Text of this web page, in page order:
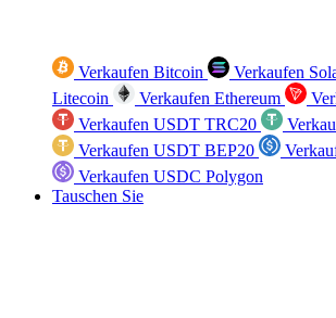
Verkaufen Bitcoin Verkaufen
Litecoin
Verkaufen Ethereum
Verkaufen USDT TRC20
Verkaufen USDT BEP20
Verkaufen USDC Polygon
Tauschen Sie